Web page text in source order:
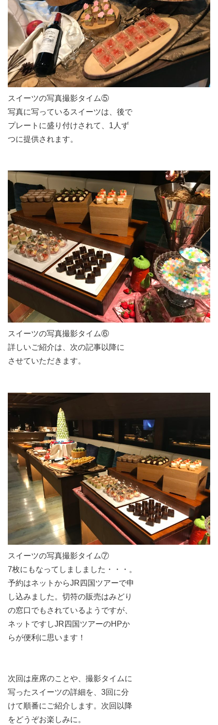
スイーツの写真撮影タイム⑤
写真に写っているスイーツは、後で
プレートに盛り付けされて、1人ず
つに提供されます。
スイーツの写真撮影タイム⑥
詳しいご紹介は、次の記事以降に
させていただきます。
スイーツの写真撮影タイム⑦
7枚にもなってしましました・・・。
予約はネットからJR四国ツアーで申
し込みました。切符の販売はみどり
の窓口でもされているようですが、
ネットですしJR四国ツアーのHPか
らが便利に思います！
次回は座席のことや、撮影タイムに
写ったスイーツの詳細を、3回に分
けて順番にご紹介します。次回以降
をどうぞお楽しみに。